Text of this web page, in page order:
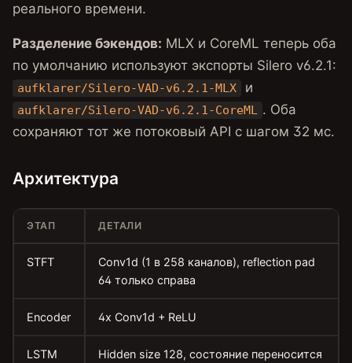
реального времени.
Разделение бэкендов: MLX и CoreML теперь оба
по умолчанию используют экспорты Silero v6.2.1:
aufklarer/Silero-VAD-v6.2.1-MLX и
aufklarer/Silero-VAD-v6.2.1-CoreML . Оба
сохраняют тот же потоковый API с шагом 32 мс.
Архитектура
ЭТАП ДЕТАЛИ
STFT
Conv1d (1 в 258 каналов), reflection pad
64 только справа
Encoder 4x Conv1d + ReLU
LSTM
Hidden size 128, состояние переносится